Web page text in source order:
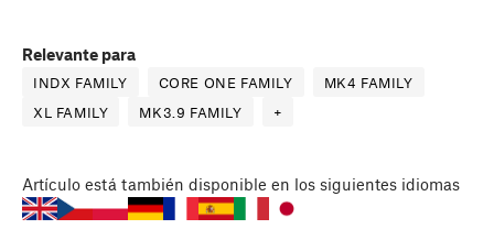
Relevante para
INDX FAMILY CORE ONE FAMILY
MK4 FAMILY
XL FAMILY
MK3.9 FAMILY +
Artículo está también disponible en los siguientes idiomas